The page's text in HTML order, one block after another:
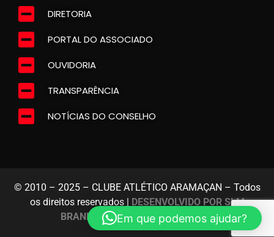
DIRETORIA
PORTAL DO ASSOCIADO
OUVIDORIA
TRANSPARÊNCIA
NOTÍCIAS DO CONSELHO
© 2010 – 2025 – CLUBE ATLÉTICO ARAMAÇAN – Todos
os direitos reservados | DESENVOLVIDO POR SLM
BRANDING E MARKETING DIGITAL
Em que podemos ajudar?